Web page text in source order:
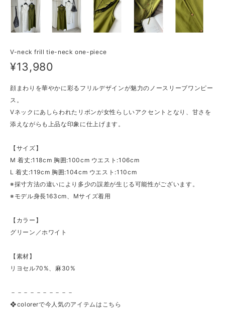
V-neck frill tie-neck one-piece
¥13,980
顔まわりを華やかに彩るフリルデザインが魅力のノースリーブワンピー
ス。
Vネックにあしらわれたリボンが女性らしいアクセントとなり、甘さを
添えながらも上品な印象に仕上げます。
【サイズ】
M 着丈:118cm 胸囲:100cm ウエスト:106cm
L 着丈:119cm 胸囲:104cm ウエスト:110cm
※採寸方法の違いにより多少の誤差が生じる可能性がございます。
※モデル身長163cm、Mサイズ着用
【カラー】
グリーン／ホワイト
【素材】
リヨセル70%、麻30%
－－－－－－－－－－
❖colorerで今人気のアイテムはこちら